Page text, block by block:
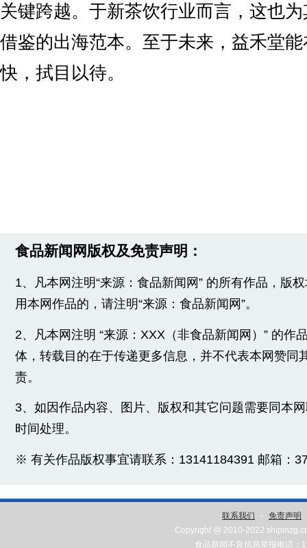
关键跨越。于新茶饮行业而言，这也
借鉴的出海范本。至于未来，益禾堂
快，拭目以待。
食品新闻网版权及免责声明：
1、凡本网注明“来源：食品新闻网” 的所有作品，版
用本网作品的，请注明“来源：食品新闻网”。
2、凡本网注明 “来源：XXX（非食品新闻网）” 的作
体，转载目的在于传递更多信息，并不代表本网赞同
责。
3、如因作品内容、图片、版权和其它问题需要同本
时间处理。
※ 有关作品版权事宜请联系：13141184391 邮箱：
联系我们 - 免责声明
Copyright @ 2010-2022
食品新闻不良信息举报电话：